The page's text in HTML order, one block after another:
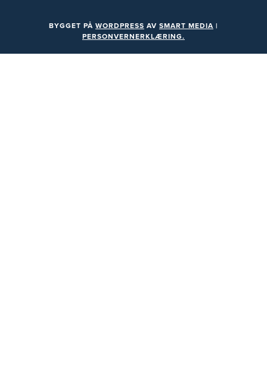
BYGGET PÅ WORDPRESS AV SMART MEDIA |
PERSONVERNERKLÆRING.